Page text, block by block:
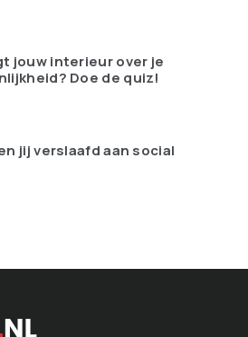
jouw interieur over je
Doe de quiz!
jij verslaafd aan social